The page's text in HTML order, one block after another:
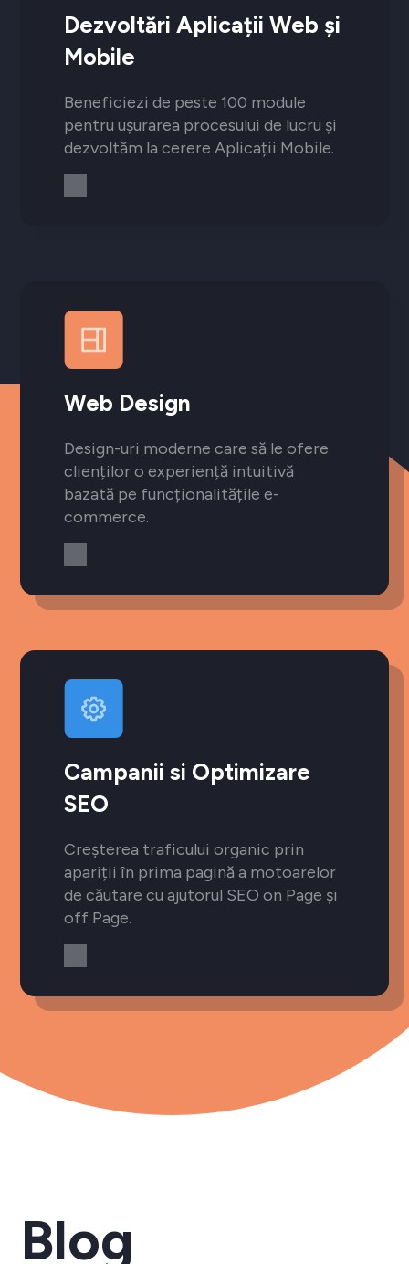
Dezvoltări Aplicații Web și
Mobile
Beneficiezi de peste 100 module
pentru ușurarea procesului de lucru și
dezvoltăm la cerere Aplicații Mobile.
Web Design
Design-uri moderne care să le ofere
clienților o experiență intuitivă
bazată pe funcționalitățile e-
commerce.
Campanii si Optimizare
SEO
Creșterea traficului organic prin
apariții în prima pagină a motoarelor
de căutare cu ajutorul SEO on Page și
off Page.
Blog